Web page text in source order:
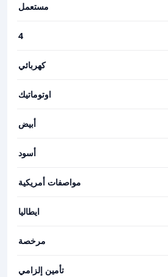
مستعمل
4
كهربائي
اوتوماتيك
أبيض
أسود
مواصفات أمريكية
ايطاليا
مرخصة
تأمين إلزامي